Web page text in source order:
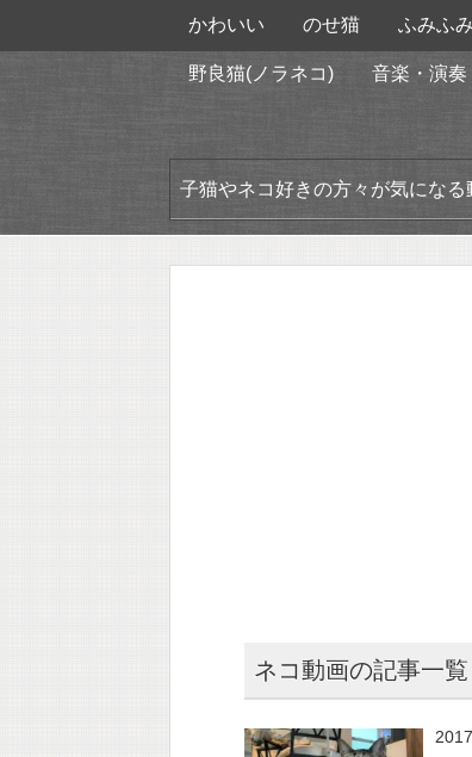
かわいい のせ猫 ふみふみ
野良猫(ノラネコ) 音楽・演奏
子猫やネコ好きの方々が気になる
ネコ動画の記事一覧